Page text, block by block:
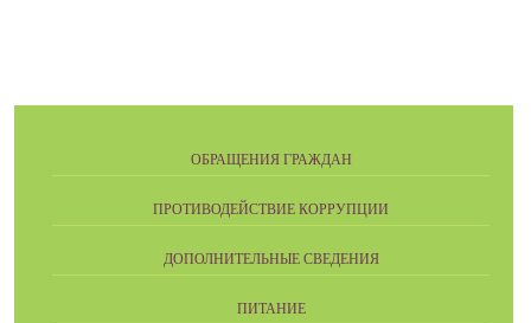
ОБРАЩЕНИЯ ГРАЖДАН
ПРОТИВОДЕЙСТВИЕ КОРРУПЦИИ
ДОПОЛНИТЕЛЬНЫЕ СВЕДЕНИЯ
ПИТАНИЕ